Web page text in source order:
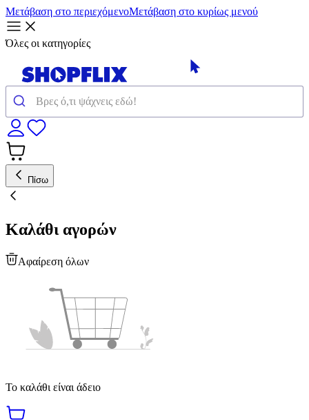
Μετάβαση στο περιεχόμενοΜετάβαση στο κυρίως μενού
Όλες οι κατηγορίες
Πίσω
Καλάθι αγορών
Αφαίρεση όλων
Το καλάθι είναι άδειο